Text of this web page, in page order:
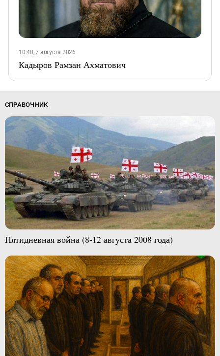
10:40, 7 августа 2026
Кадыров Рамзан Ахматович
СПРАВОЧНИК
Пятидневная война (8-12 августа 2008 года)